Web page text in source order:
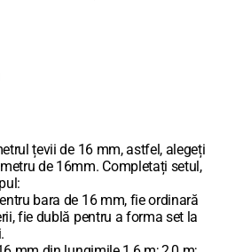
țevii de 16 mm, astfel, alegeți
de 16mm. Completați setul,
bara de 16 mm, fie ordinară
fie dublă pentru a forma set la